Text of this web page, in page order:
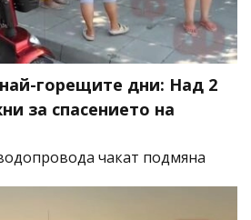
горещите дни: Над 2
за спасението на
чакат подмяна